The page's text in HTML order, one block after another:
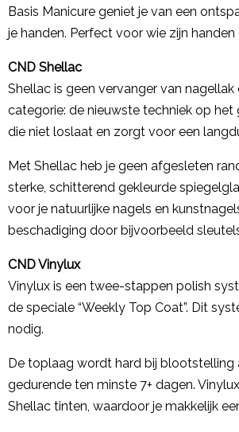
Basis Manicure geniet je van een
je handen. Perfect voor wie zijn
CND Shellac
Shellac is geen vervanger van
categorie: de nieuwste techniek op het
die niet loslaat en zorgt voor een
Met Shellac heb je geen afgesleten
sterke, schitterend gekleurde
voor je natuurlijke nagels en
beschadiging door bijvoorbeeld
CND Vinylux
Vinylux is een twee-stappen polish
de speciale “Weekly Top Coat”. Dit
nodig.
De toplaag wordt hard bij blootstelling
gedurende ten minste 7+ dagen.
Shellac tinten, waardoor je makkelijk